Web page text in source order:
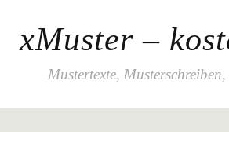
xMuster –
Mustertexte,